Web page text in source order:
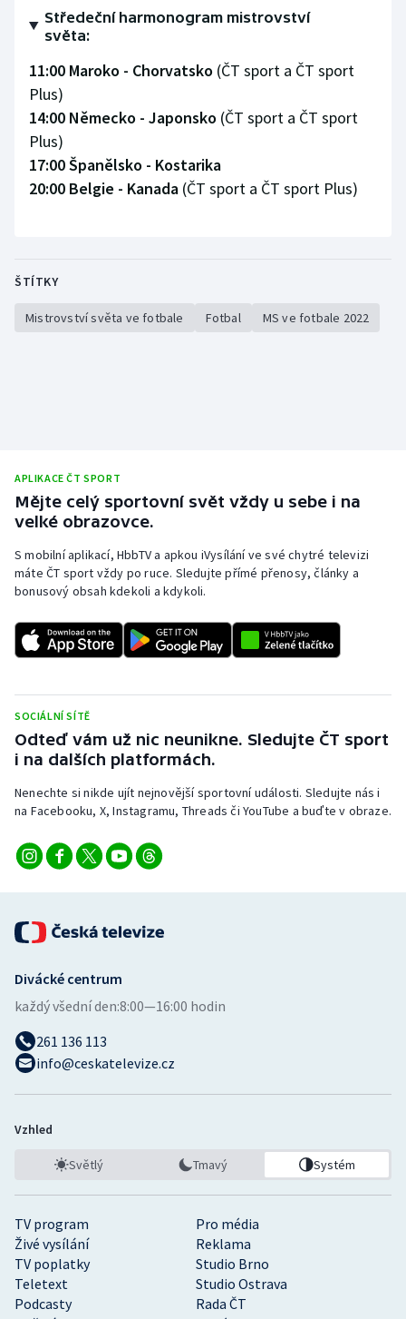
Středeční harmonogram mistrovství
světa:
11:00 Maroko - Chorvatsko (ČT sport a ČT sport
Plus)
14:00 Německo - Japonsko (ČT sport a ČT sport
Plus)
17:00 Španělsko - Kostarika
20:00 Belgie - Kanada (ČT sport a ČT sport Plus)
ŠTÍTKY
Mistrovství světa ve fotbale Fotbal MS ve fotbale 2022
APLIKACE ČT SPORT
Mějte celý sportovní svět vždy u sebe i na
velké obrazovce.
S mobilní aplikací, HbbTV a apkou iVysílání ve své chytré televizi
máte ČT sport vždy po ruce. Sledujte přímé přenosy, články a
bonusový obsah kdekoli a kdykoli.
SOCIÁLNÍ SÍTĚ
Odteď vám už nic neunikne. Sledujte ČT sport
i na dalších platformách.
Nenechte si nikde ujít nejnovější sportovní události. Sledujte nás i
na Facebooku, X, Instagramu, Threads či YouTube a buďte v obraze.
TV program
Pro média
Živé vysílání
Reklama
TV poplatky
Studio Brno
Teletext
Studio Ostrava
Podcasty
Rada ČT
Divácké centrum
každý všední den:8:00—16:00 hodin
261 136 113
info@ceskatelevize.cz
Vzhled
Světlý Tmavý Systém